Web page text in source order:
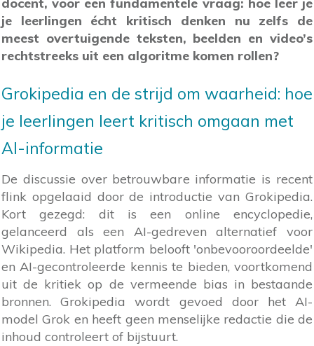
docent, voor een fundamentele vraag: hoe leer je
je leerlingen écht kritisch denken nu zelfs de
meest overtuigende teksten, beelden en video’s
rechtstreeks uit een algoritme komen rollen?
Grokipedia en de strijd om waarheid: hoe
je leerlingen leert kritisch omgaan met
AI-informatie
De discussie over betrouwbare informatie is recent
flink opgelaaid door de introductie van Grokipedia.
Kort gezegd: dit is een online encyclopedie,
gelanceerd als een AI-gedreven alternatief voor
Wikipedia. Het platform belooft 'onbevooroordeelde'
en AI-gecontroleerde kennis te bieden, voortkomend
uit de kritiek op de vermeende bias in bestaande
bronnen. Grokipedia wordt gevoed door het AI-
model Grok en heeft geen menselijke redactie die de
inhoud controleert of bijstuurt.